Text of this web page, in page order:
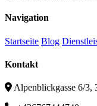
Navigation
Startseite Blog
Kontakt
Alpenblickgasse 6/3,